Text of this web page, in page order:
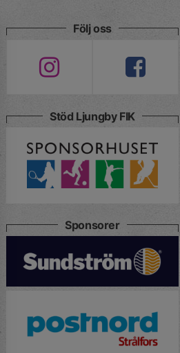
Följ oss
Stöd Ljungby FIK
Sponsorer